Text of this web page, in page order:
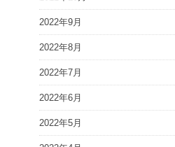
2022年9月
2022年8月
2022年7月
2022年6月
2022年5月